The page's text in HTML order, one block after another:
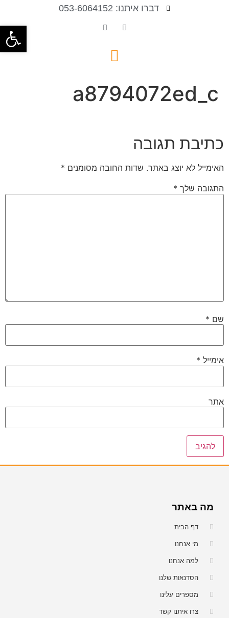
פתח
דברו איתנו: 053-6064152
a8794072ed_c
כתיבת תגובה
האימייל לא יוצג באתר. שדות החובה מסומנים *
התגובה שלך *
שם *
אימייל *
אתר
מה באתר
דף הבית
מי אנחנו
למה אנחנו
הסדנאות שלנו
מספרים עלינו
צרו איתנו קשר